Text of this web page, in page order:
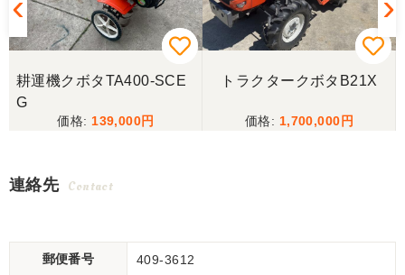
耕運機クボタTA400-SCE
G
139,000
トラクタークボタB21X
1,700,000
連絡先 Contact
郵便番号 409-3612